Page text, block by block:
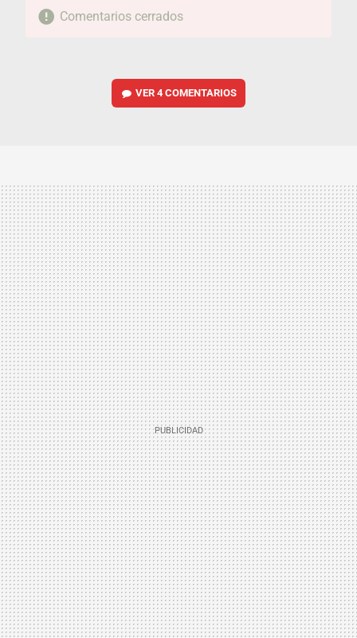
Comentarios cerrados
VER4 COMENTARIOS